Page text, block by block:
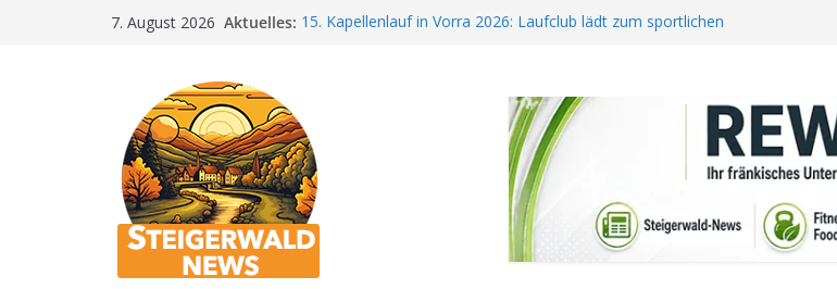
7. August 2026 Aktuelles: 15. Kapellenlauf in Vorra 2026: Laufclub lädt zum sportlichen
„Bamberger Böhnla“: Kaffee aus Bamberg unterstützt die
Lebenshilfe
Aschbacher Kerwa startet bald: Das ist heuer geboten
Vollsperrung am Friedhof in Schlüsselfeld: Kreuzung ab 3.
August gesperrt